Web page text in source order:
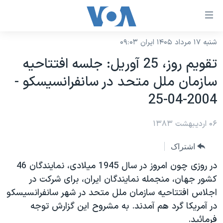
لینکهای
دسترسی
جهش
محتوای
اصلی
به
صفحه
جهش
جستجو
نسخه سبک وب‌سایت
موضوع ها
آمریکا
جهان
گزیده‌ها
ویژه برنامه‌ها
ویدیوها
برنامه های تلویزیونی
جدول برنامه ها
صفحه‌های ویژه
عملیات خشم حماسی
۲۵۰سالگی آمریکا
بایگانی برنامه‌های تلویزیونی
فرکانس‌های صدای آمریکا
پخش رادیویی
یادگیری زبان انگلیسی
شنبه ۱۷ مرداد ۱۴۰۵ ایران ۰۹:۰۳
تقويم روز، 25 آوريل: جلسه افتتاحيه
سازمان ملل متحد در سانفرانسيسکو -
2004-04-25
۰۶ اردیبهشت ۱۳۸۳
اشتراک
در روزی چون امروز در سال 1945 ميلادی، نمايندگان 46
کشور جهان، منجمله نمايندگان ايران، برای شرکت در
اجلاس افتتاحيه سازمان ملل متحد در شهر سانفرانسيسکو
در آمريکا گرد هم آمدند. به مشروح اين گزارش توجه
فرمائيد.